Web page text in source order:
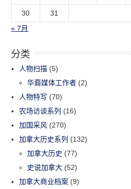
30
31
« 7月
分类
人物扫描 (5)
华裔媒体工作者 (2)
人物特写 (70)
农场访谈系列 (16)
加国采风 (270)
加拿大历史系列 (132)
加拿大历史 (77)
史说加拿大 (52)
加拿大商业档案 (9)